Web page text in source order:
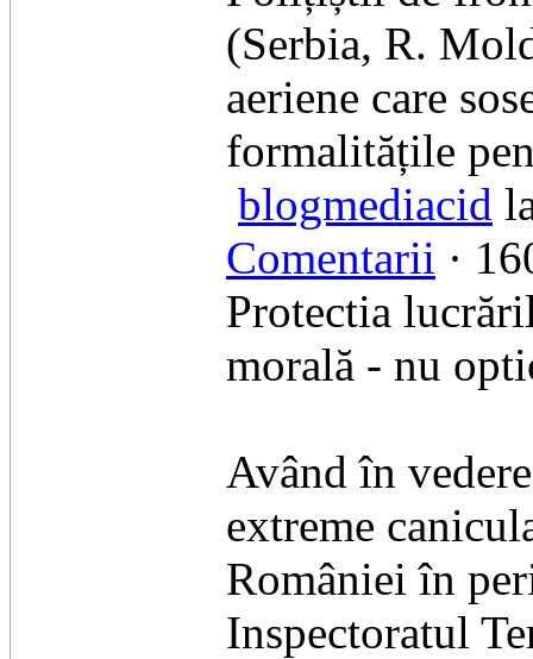
(Serbia, R.
aeriene care
formalitățile
blogmediacid
Comentarii ·
Protectia
morală - nu
Având în
extreme
României în
Inspectoratul